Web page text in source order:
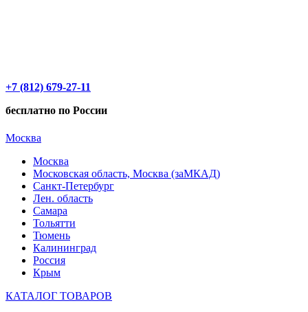
+7 (812) 679-27-11
бесплатно по России
Москва
Москва
Московская область, Москва (заМКАД)
Санкт-Петербург
Лен. область
Самара
Тольятти
Тюмень
Калининград
Россия
Крым
КАТАЛОГ ТОВАРОВ